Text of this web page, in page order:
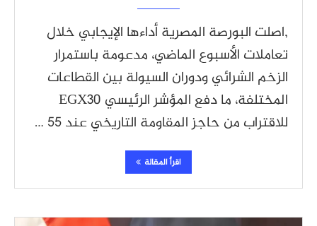
,اصلت البورصة المصرية أداءها الإيجابي خلال
تعاملات الأسبوع الماضي، مدعومة باستمرار
الزخم الشرائي ودوران السيولة بين القطاعات
المختلفة، ما دفع المؤشر الرئيسي EGX30
للاقتراب من حاجز المقاومة التاريخي عند 55 …
اقرأ المقالة